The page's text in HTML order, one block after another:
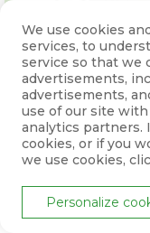
We use cookies
services, to
service so that we
advertisements,
advertisements,
use of our site
analytics partners.
cookies, or if you
we use cookies,
Personalize